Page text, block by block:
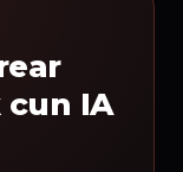
cun IA